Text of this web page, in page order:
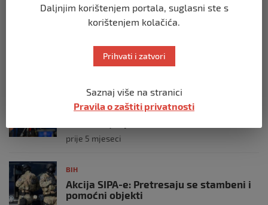
BIH
Zašto Bakir Izetbegović trenutno ima
Predsjedništvo BiH
prije 3 mjeseca
Demantij Federalnog ministarstva
prije 5 mjeseci
BIH
Akcija SIPA-e: Pretresaju se stambeni i
pomoćni objekti
Daljnjim korištenjem portala, suglasni ste s
korištenjem kolačića.
Prihvati i zatvori
Saznaj više na stranici
Pravila o zaštiti privatnosti